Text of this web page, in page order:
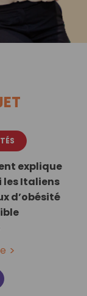
explique
les Italiens
d’obésité